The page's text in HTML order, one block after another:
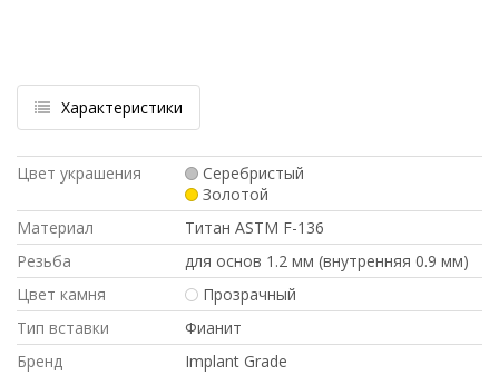
Характеристики
Цвет украшения
Серебристый
Золотой
Материал
Титан ASTM F-136
Резьба
для основ 1.2 мм (внутренняя 0.9 мм)
Цвет камня
Прозрачный
Тип вставки
Фианит
Бренд
Implant Grade